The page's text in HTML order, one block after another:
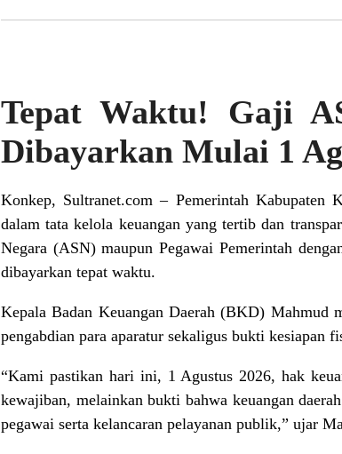
Tepat Waktu! Gaji
Dibayarkan Mulai 1
Konkep, Sultranet.com – Pemerintah Kabupaten
dalam tata kelola keuangan yang tertib dan
Negara (ASN) maupun Pegawai Pemerintah
dibayarkan tepat waktu.
Kepala Badan Keuangan Daerah (BKD) Mahmud
pengabdian para aparatur sekaligus bukti kesiapan
“Kami pastikan hari ini, 1 Agustus 2026, hak
kewajiban, melainkan bukti bahwa keuangan
pegawai serta kelancaran pelayanan publik,” ujar